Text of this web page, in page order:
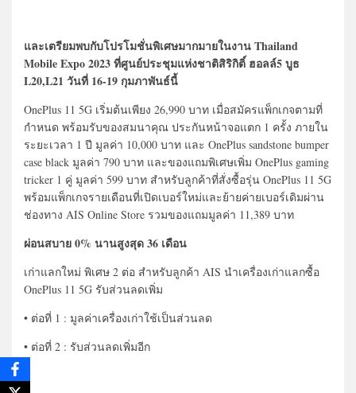
และเตรียมพบกับโปรโมชั่นพิเศษมากมายในงาน Thailand
Mobile Expo 2023 ที่ศูนย์ประชุมแห่งชาติสิริกิติ์ ฮอลล์5 บูธ
L20,L21 วันที่ 16-19 กุมภาพันธ์นี้
OnePlus 11 5G เริ่มต้นเพียง 26,990 บาท เมื่อสมัครแพ็กเกจตามที่
กำหนด พร้อมรับของสมนาคุณ ประกันหน้าจอแตก 1 ครั้ง ภายใน
ระยะเวลา 1 ปี มูลค่า 10,000 บาท และ OnePlus sandstone bumper
case black มูลค่า 790 บาท และของแถมพิเศษเพิ่ม OnePlus gaming
tricker 1 คู่ มูลค่า 599 บาท สำหรับลูกค้าที่สั่งซื้อรุ่น OnePlus 11 5G
พร้อมแพ็กเกจรายเดือนที่เปิดเบอร์ใหม่และย้ายค่ายเบอร์เดิมผ่าน
ช่องทาง AIS Online Store รวมของแถมมูลค่า 11,389 บาท
ผ่อนสบาย 0% นานสูงสุด 36 เดือน
เก่าแลกใหม่ พิเศษ 2 ต่อ สำหรับลูกค้า AIS นำเครื่องเก่าแลกซื้อ
OnePlus 11 5G รับส่วนลดเพิ่ม
• ต่อที่ 1 : มูลค่าเครื่องเก่าใช้เป็นส่วนลด
• ต่อที่ 2 : รับส่วนลดเพิ่มอีก